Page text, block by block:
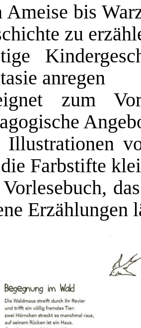
Ameise bis
zu
anregen
zum
Farbstifte
Erzählungen